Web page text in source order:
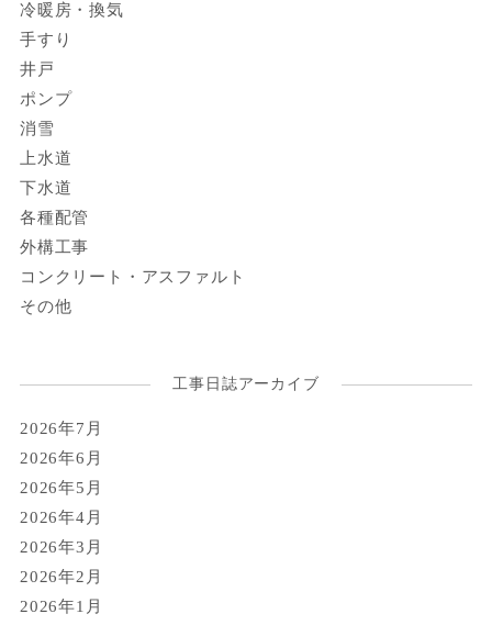
冷暖房・換気
手すり
井戸
ポンプ
消雪
上水道
下水道
各種配管
外構工事
コンクリート・アスファルト
その他
工事日誌アーカイブ
2026年7月
2026年6月
2026年5月
2026年4月
2026年3月
2026年2月
2026年1月